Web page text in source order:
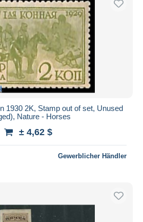
1930 2K, Stamp out of set, Unused
Nature - Horses
± 4,62 $
Gewerblicher Händler